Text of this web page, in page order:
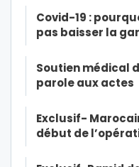
Covid-19 :
pas baisser la
Soutien médical
parole aux actes
Exclusif-
début de